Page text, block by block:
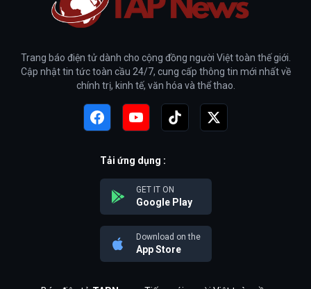
Trang báo điện tử dành cho cộng đồng người Việt toàn thế giới.
Cập nhật tin tức toàn cầu 24/7, cung cấp thông tin mới nhất về
chính trị, kinh tế, văn hóa và thể thao.
Tải ứng dụng :
GET IT ON
Google Play
Download on the
App Store